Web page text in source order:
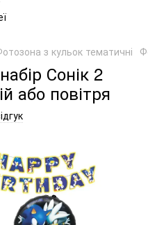
з кульок тематичні
Сонік 2
або повітря